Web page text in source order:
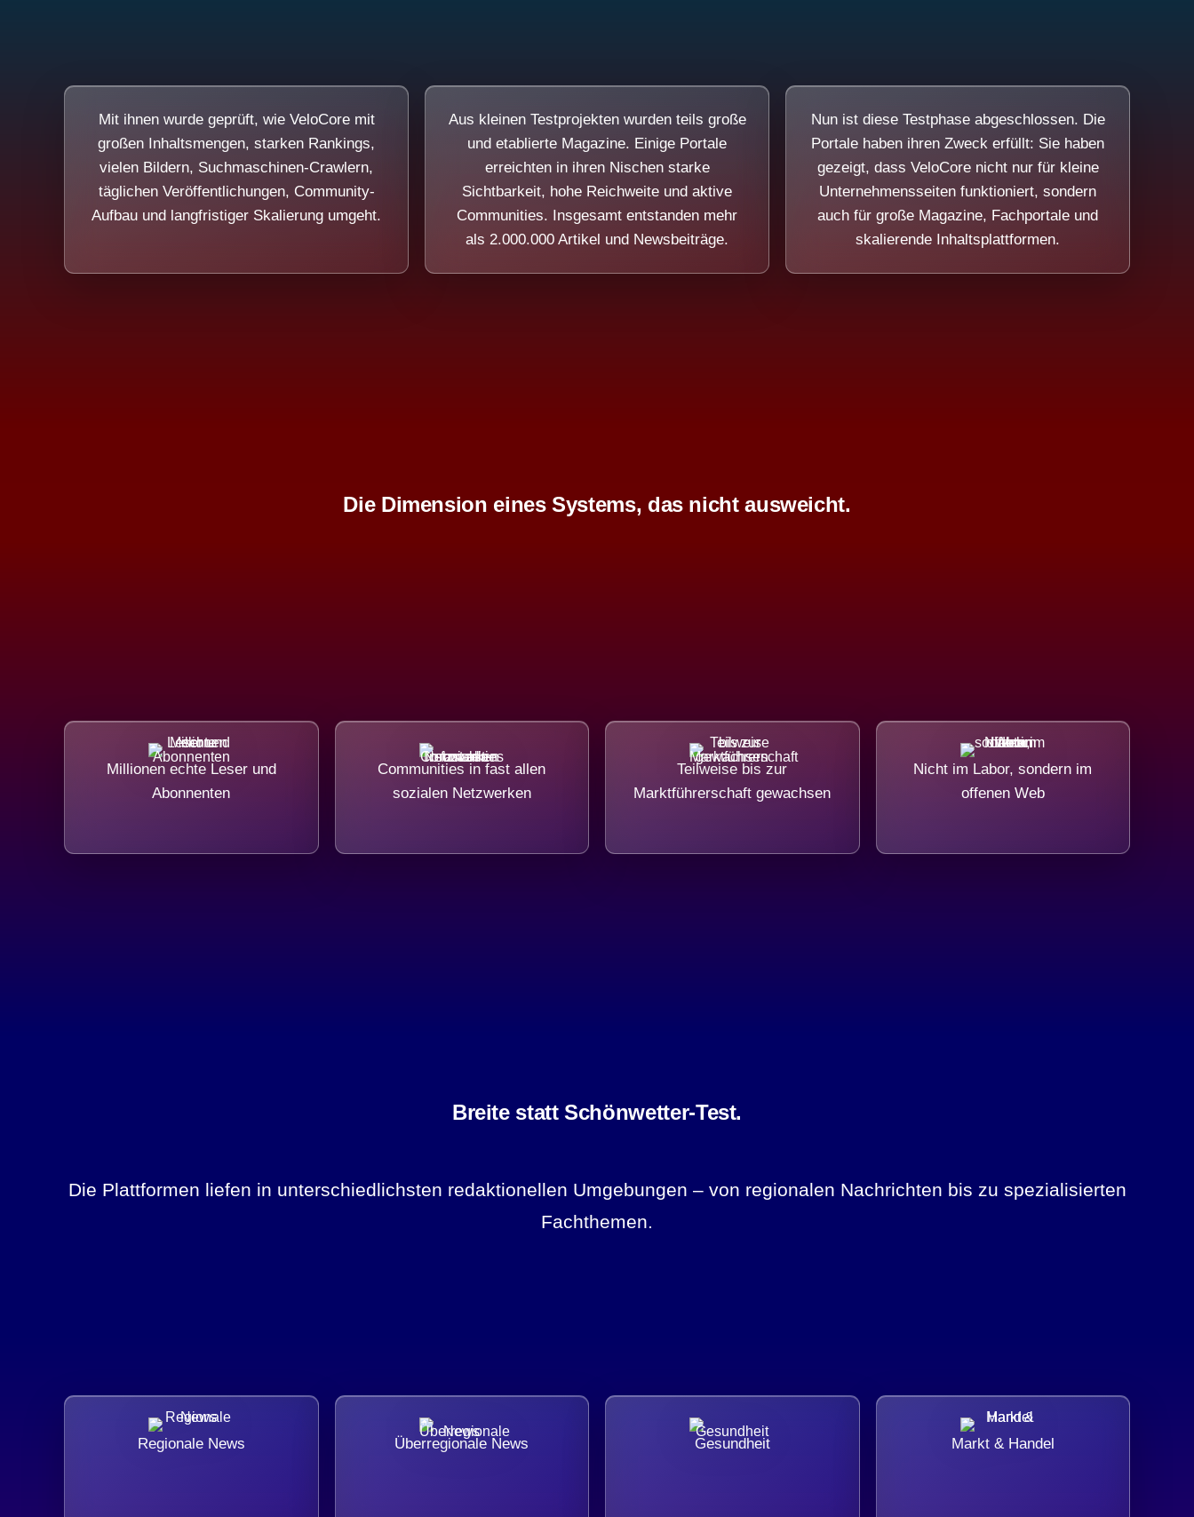
Mit ihnen wurde geprüft, wie VeloCore mit
großen Inhaltsmengen, starken Rankings,
vielen Bildern, Suchmaschinen-Crawlern,
täglichen Veröffentlichungen, Community-
Aufbau und langfristiger Skalierung umgeht.
Aus kleinen Testprojekten wurden teils große
und etablierte Magazine. Einige Portale
erreichten in ihren Nischen starke
Sichtbarkeit, hohe Reichweite und aktive
Communities. Insgesamt entstanden mehr
als 2.000.000 Artikel und Newsbeiträge.
Nun ist diese Testphase abgeschlossen. Die
Portale haben ihren Zweck erfüllt: Sie haben
gezeigt, dass VeloCore nicht nur für kleine
Unternehmensseiten funktioniert, sondern
auch für große Magazine, Fachportale und
skalierende Inhaltsplattformen.
Die Dimension eines Systems, das nicht ausweicht.
Millionen echte Leser und
Abonnenten
Communities in fast allen
sozialen Netzwerken
Teilweise bis zur
Marktführerschaft gewachsen
Nicht im Labor, sondern im
offenen Web
Breite statt Schönwetter-Test.
Die Plattformen liefen in unterschiedlichsten redaktionellen Umgebungen – von regionalen Nachrichten bis zu spezialisierten
Fachthemen.
Regionale News Überregionale News Gesundheit Markt & Handel